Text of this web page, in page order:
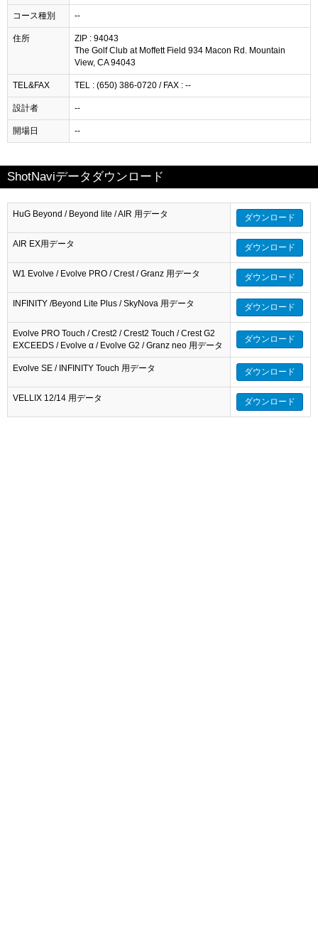
コース種別 --
住所
ZIP : 94043
The Golf Club at Moffett Field 934 Macon Rd. Mountain
View, CA 94043
TEL&FAX TEL : (650) 386-0720 / FAX : --
設計者 --
開場日 --
ShotNaviデータダウンロード
HuG Beyond / Beyond lite / AIR 用データ ダウンロード
AIR EX用データ ダウンロード
W1 Evolve / Evolve PRO / Crest / Granz 用データ ダウンロード
INFINITY /Beyond Lite Plus / SkyNova 用データ ダウンロード
Evolve PRO Touch / Crest2 / Crest2 Touch / Crest G2
EXCEEDS / Evolve α / Evolve G2 / Granz neo 用データ
ダウンロード
Evolve SE / INFINITY Touch 用データ ダウンロード
VELLIX 12/14 用データ ダウンロード